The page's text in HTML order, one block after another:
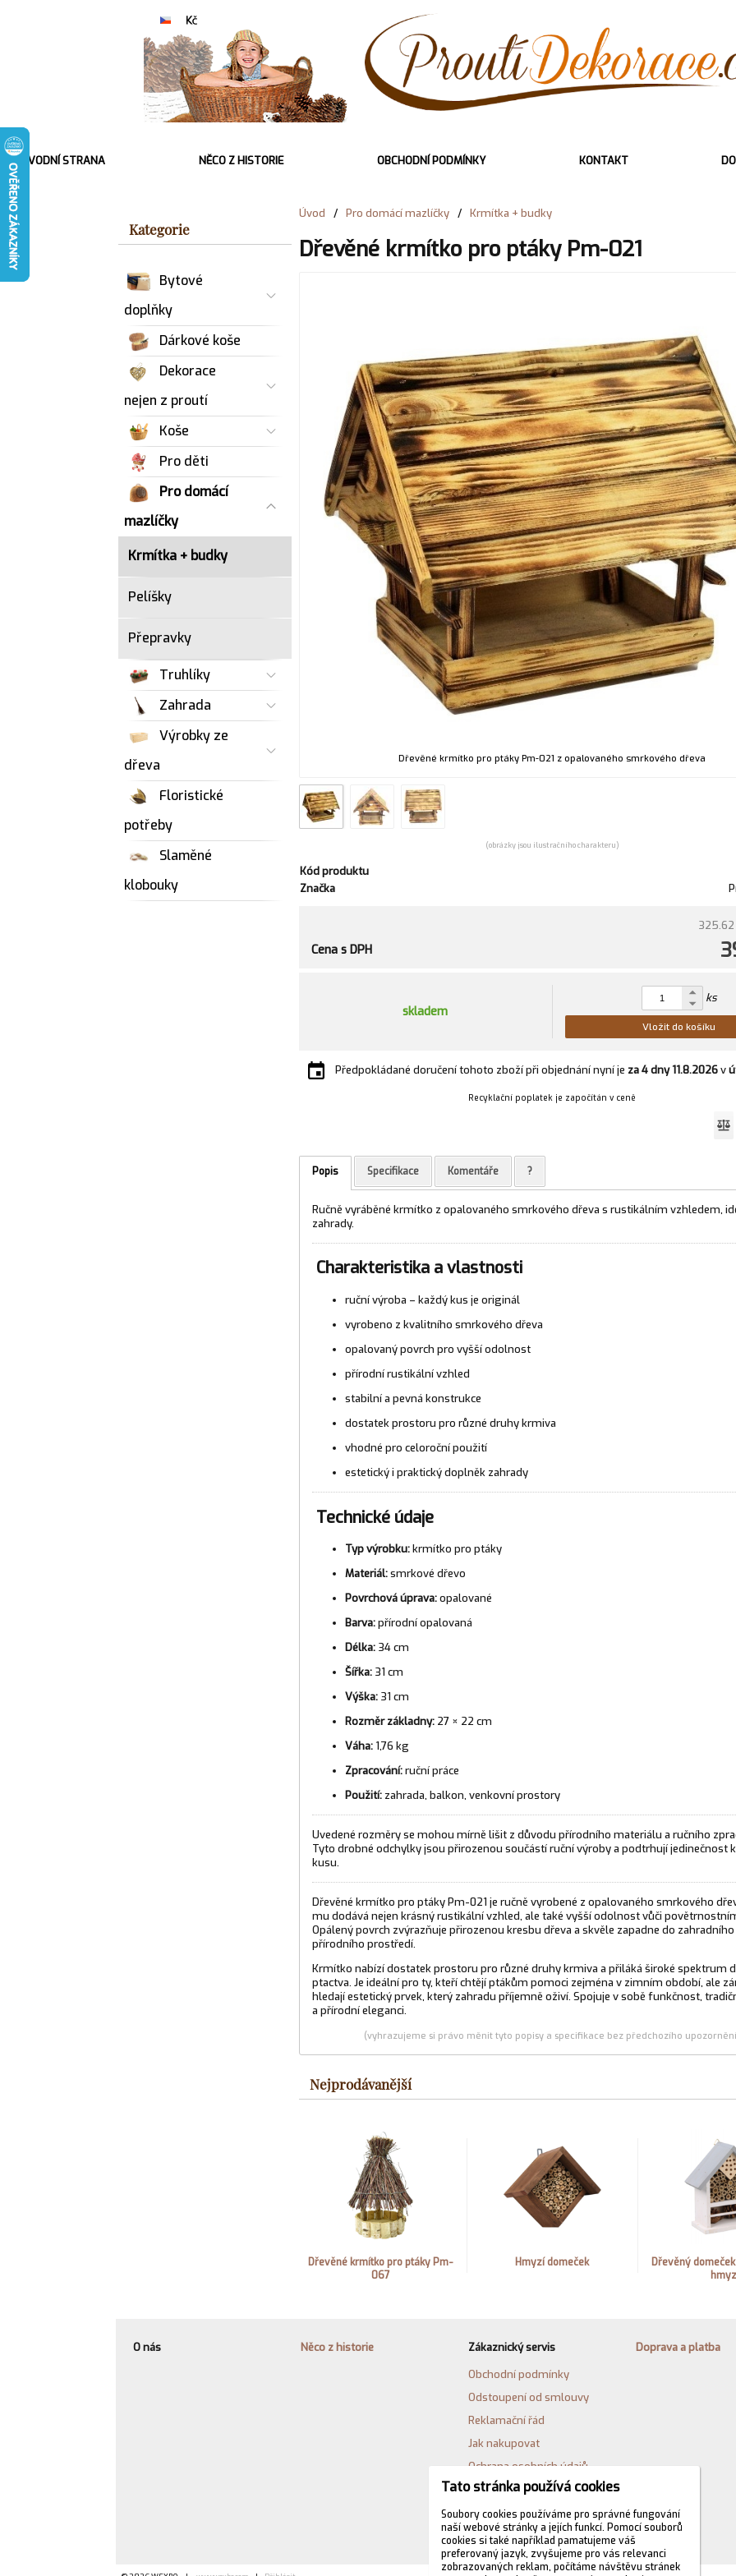
ÚVODNÍ STRANA NĚCO Z HISTORIE OBCHODNÍ PODMÍNKY KONTAKT
Kategorie
Bytové
doplňky
Dárkové koše
Dekorace
nejen z proutí
Koše
Pro děti
Pro domácí
mazlíčky
Krmítka + budky
Pelíšky
Přepravky
Truhlíky
Zahrada
Výrobky ze
dřeva
Floristické
potřeby
Slaměné
klobouky
Úvod / Pro domácí mazlíčky / Krmítka + budky
Dřevěné krmítko pro ptáky Pm-021
Dřevěné krmítko pro ptáky Pm-021 z opalovaného smrkového dřeva
(obrázky jsou ilustračního charakteru)
Kód produktu
Značka
325.62
Cena s DPH
skladem
ks
Vložit do košíku
Předpokládané doručení tohoto zboží při objednání nyní je za 4 dny11.8.2026v
Recyklační poplatek je započítán v ceně
Popis Specifikace Komentáře ?
Ručně vyráběné krmítko z opalovaného smrkového dřeva s rustikálním vzhledem,
zahrady.
Charakteristika a vlastnosti
ruční výroba – každý kus je originál
vyrobeno z kvalitního smrkového dřeva
opalovaný povrch pro vyšší odolnost
přírodní rustikální vzhled
stabilní a pevná konstrukce
dostatek prostoru pro různé druhy krmiva
vhodné pro celoroční použití
estetický i praktický doplněk zahrady
Technické údaje
Typ výrobku:krmítko pro ptáky
Materiál:smrkové dřevo
Povrchová úprava:opalované
Barva:přírodní opalovaná
Délka:34 cm
Šířka:31 cm
Výška:31 cm
Rozměr základny:27 × 22 cm
Váha:1,76 kg
Zpracování:ruční práce
Použití:zahrada, balkon, venkovní prostory
Uvedené rozměry se mohou mírně lišit z důvodu přírodního materiálu a ručního
Tyto drobné odchylky jsou přirozenou součástí ruční výroby a podtrhují jedinečnost
kusu.
Dřevěné krmítko pro ptáky Pm-021 je ručně vyrobené z opalovaného smrkového
mu dodává nejen krásný rustikální vzhled, ale také vyšší odolnost vůči
Opálený povrch zvýrazňuje přirozenou kresbu dřeva a skvěle zapadne do zahradního
přírodního prostředí.
Krmítko nabízí dostatek prostoru pro různé druhy krmiva a přiláká široké spektrum
ptactva. Je ideální pro ty, kteří chtějí ptákům pomoci zejména v zimním období, ale
hledají estetický prvek, který zahradu příjemně oživí. Spojuje v sobě funkčnost,
a přírodní eleganci.
(vyhrazujeme si právo měnit tyto popisy a specifikace bez předchozího
Nejprodávanější
Dřevěné krmítko pro ptáky Pm-
067
Hmyzí domeček
Dřevěný
hmyz
O nás Něco z historie
Zákaznický servis
Obchodní podmínky
Odstoupení od smlouvy
Reklamační řád
Jak nakupovat
Ochrana osobních údajů
Cookies
Formulář pro odstoupení od
kupní smlouvy
Doprava a platba
Tato stránka používá cookies
Soubory cookies používáme pro správné fungování
naší webové stránky a jejích funkcí. Pomocí souborů
cookies si také například pamatujeme váš
preferovaný jazyk, zvyšujeme pro vás relevanci
zobrazovaných reklam, počítáme návštěvu stránek